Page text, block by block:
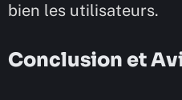
bien les utilisateurs.
Conclusion et